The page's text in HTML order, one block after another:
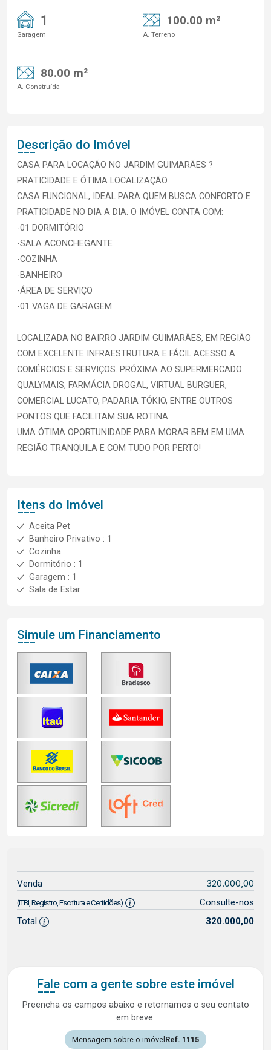
1
Garagem
100.00 m²
A. Terreno
80.00 m²
A. Construída
Descrição do Imóvel
CASA PARA LOCAÇÃO NO JARDIM GUIMARÃES ?
PRATICIDADE E ÓTIMA LOCALIZAÇÃO
CASA FUNCIONAL, IDEAL PARA QUEM BUSCA CONFORTO E
PRATICIDADE NO DIA A DIA. O IMÓVEL CONTA COM:
-01 DORMITÓRIO
-SALA ACONCHEGANTE
-COZINHA
-BANHEIRO
-ÁREA DE SERVIÇO
-01 VAGA DE GARAGEM
LOCALIZADA NO BAIRRO JARDIM GUIMARÃES, EM REGIÃO
COM EXCELENTE INFRAESTRUTURA E FÁCIL ACESSO A
COMÉRCIOS E SERVIÇOS. PRÓXIMA AO SUPERMERCADO
QUALYMAIS, FARMÁCIA DROGAL, VIRTUAL BURGUER,
COMERCIAL LUCATO, PADARIA TÓKIO, ENTRE OUTROS
PONTOS QUE FACILITAM SUA ROTINA.
UMA ÓTIMA OPORTUNIDADE PARA MORAR BEM EM UMA
REGIÃO TRANQUILA E COM TUDO POR PERTO!
Itens do Imóvel
Aceita Pet
Banheiro Privativo : 1
Cozinha
Dormitório : 1
Garagem : 1
Sala de Estar
Simule um Financiamento
Venda 320.000,00
(ITBI, Registro, Escritura e Certidões)
Consulte-nos
Total
320.000,00
Fale com a gente sobre este imóvel
Preencha os campos abaixo e retornamos o seu contato
em breve.
Mensagem sobre o imóvel Ref. 1115